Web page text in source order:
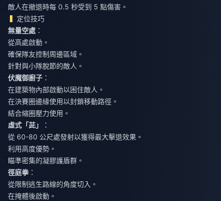
敵人在撤退時每 0.5 秒受到 5 點傷害。
定位技巧
無量空處 ：
從高處啟動。
確保隊友控制周邊區域。
針對與小隊脫節的敵人。
伏魔御廚子 ：
在建築物內部啟動以困住敵人。
在決賽圈邊緣使用以封鎖移動路徑。
結合縮圈壓力使用。
虛式「茈」
：
從 60-80 公尺處發射以獲得最大擊退效果。
利用高度優勢。
瞄準密集的凝膠護盾群。
徑庭拳：
從限制逃生路線的角度切入。
在掩體後啟動。